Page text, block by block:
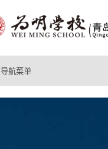
导航菜单